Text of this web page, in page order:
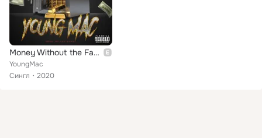
Money Without the Fame
YoungMac
Сингл
2020